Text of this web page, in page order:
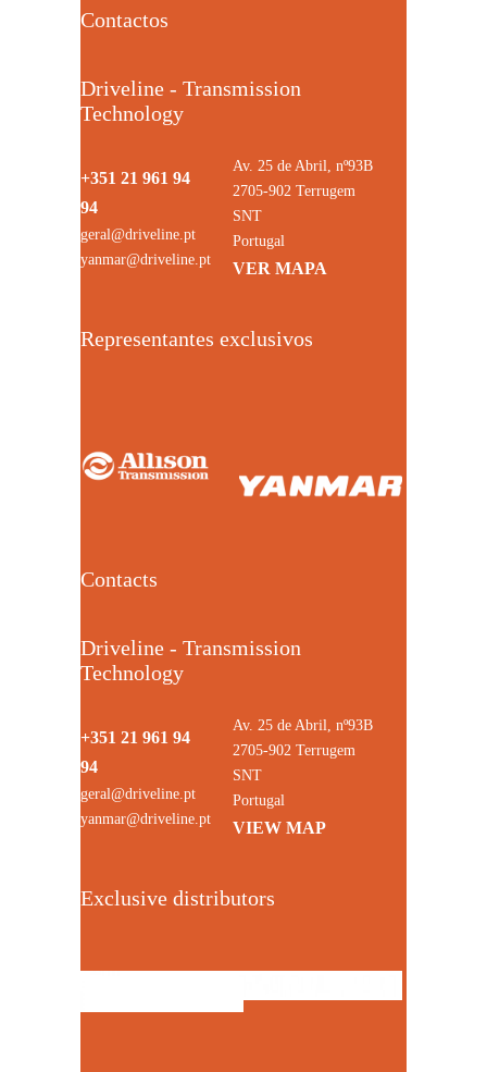
Contactos
Driveline - Transmission
Technology
+351 21 961 94
94
geral@driveline.pt
yanmar@driveline.pt
Av. 25 de Abril, nº93B
2705-902 Terrugem
SNT
Portugal
VER MAPA
Representantes exclusivos
Contacts
Driveline - Transmission
Technology
+351 21 961 94
94
geral@driveline.pt
yanmar@driveline.pt
Av. 25 de Abril, nº93B
2705-902 Terrugem
SNT
Portugal
VIEW MAP
Exclusive distributors